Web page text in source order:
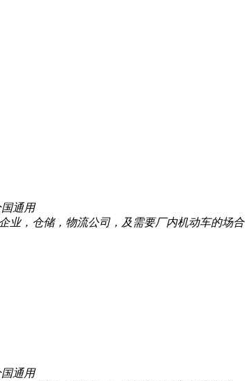
通用
业，仓储，物流公司，及需要厂内机动车的场合
通用